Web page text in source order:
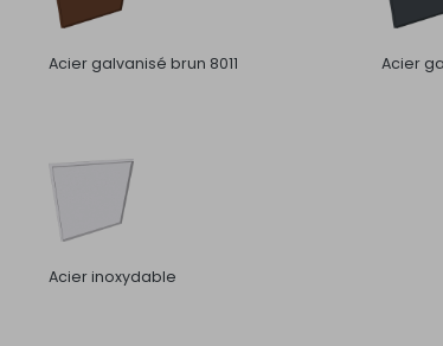
Acier galvanisé brun 8011 Acier
Acier inoxydable